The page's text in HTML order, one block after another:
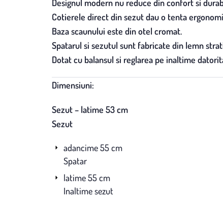
Designul modern nu reduce din confort si
Cotierele direct din sezut dau o tenta
Baza scaunului este din otel cromat.
Spatarul si sezutul sunt fabricate din lemn
Dotat cu balansul si reglarea pe inaltime
Dimensiuni:
Sezut – latime 53 cm
Sezut
adancime 55 cm
Spatar
latime 55 cm
Inaltime sezut